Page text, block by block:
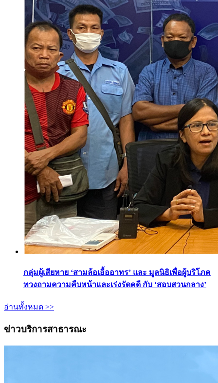
กลุ่มผู้เสียหาย ‘สามล้อเอื้ออาทร’ และ มูลนิธิเพื่อผู้บริโภค
ทวงถามความคืบหน้าและเร่งรัดคดี กับ ‘สอบสวนกลาง’
อ่านทั้งหมด >>
ข่าวบริการสาธารณะ